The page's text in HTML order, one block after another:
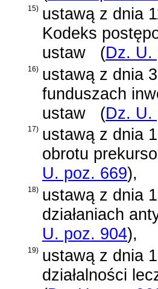
15) ustawą z dnia
Kodeks
ustaw
(Dz. U.
16) ustawą z dnia
funduszach
ustaw
(Dz. U.
17) ustawą z dnia
obrotu
U. poz. 669),
18) ustawą z dnia
działaniach
U. poz. 904),
19) ustawą z dnia
działalności